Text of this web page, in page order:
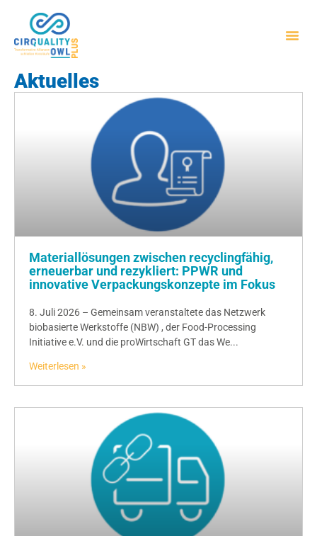
Aktuelles
Materiallösungen zwischen recyclingfähig,
erneuerbar und rezykliert: PPWR und
innovative Verpackungskonzepte im Fokus
8. Juli 2026 – Gemeinsam veranstaltete das Netzwerk
biobasierte Werkstoffe (NBW) , der Food-Processing
Initiative e.V. und die proWirtschaft GT das We...
Weiterlesen »